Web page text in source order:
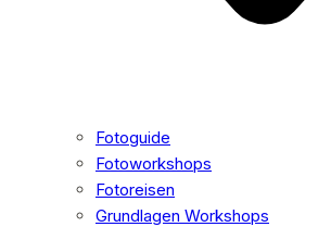
Fotoguide
Fotoworkshops
Fotoreisen
Grundlagen Workshops